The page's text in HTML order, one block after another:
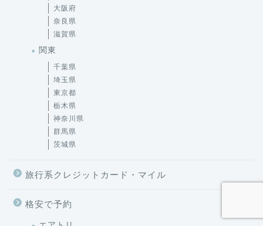
大阪府
奈良県
滋賀県
関東
千葉県
埼玉県
東京都
栃木県
神奈川県
群馬県
茨城県
旅行系クレジットカード・マイル
格安で予約